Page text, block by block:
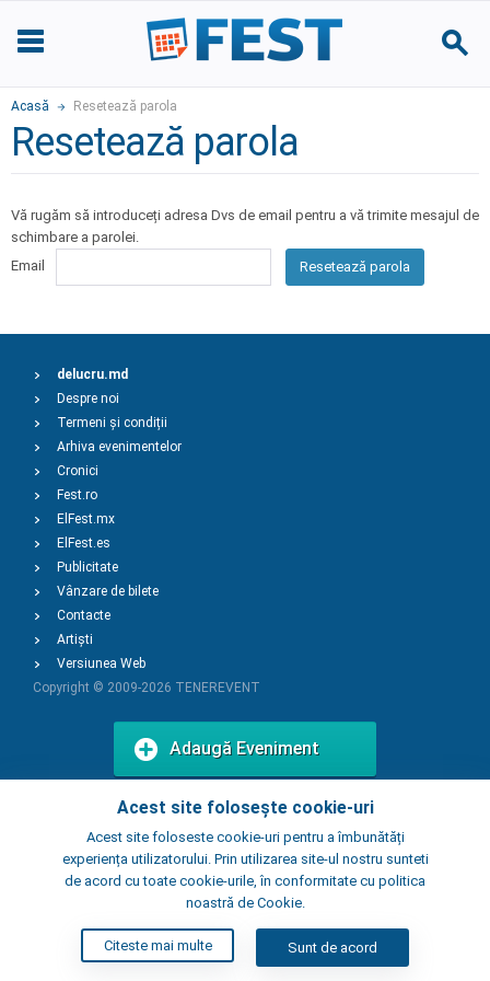
Acasă Resetează parola
Resetează parola
Vă rugăm să introduceți adresa Dvs de email pentru a vă trimite mesajul de
schimbare a parolei.
Email
Resetează parola
Acest site folosește cookie-uri
Acest site foloseste cookie-uri pentru a îmbunătăți
experiența utilizatorului. Prin utilizarea site-ul nostru sunteti
de acord cu toate cookie-urile, în conformitate cu politica
noastră de Cookie.
Citeste mai multe Sunt de acord
delucru.md
Despre noi
Termeni și condiții
Arhiva evenimentelor
Cronici
Fest.ro
ElFest.mx
ElFest.es
Publicitate
Vânzare de bilete
Contacte
Artiști
Versiunea Web
Copyright © 2009-2026 TENEREVENT
Adaugă Eveniment
Adaugă Local